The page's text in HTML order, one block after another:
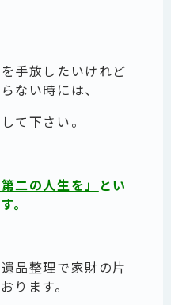
手放したいけれど
ない時には、
て下さい。
二の人生を」 とい
。
品整理で家財の片
ります。